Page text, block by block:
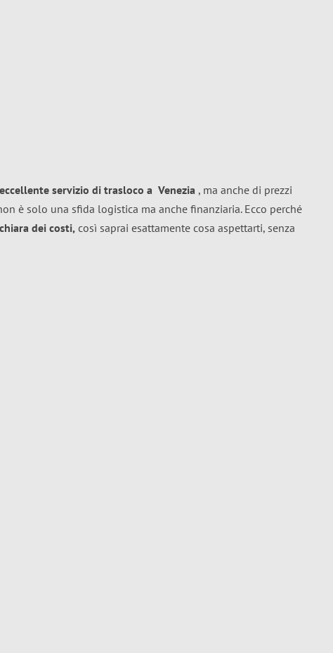
eccellente servizio di trasloco a Venezia , ma anche di prezzi
è solo una sfida logistica ma anche finanziaria. Ecco perché
dei costi, così saprai esattamente cosa aspettarti, senza